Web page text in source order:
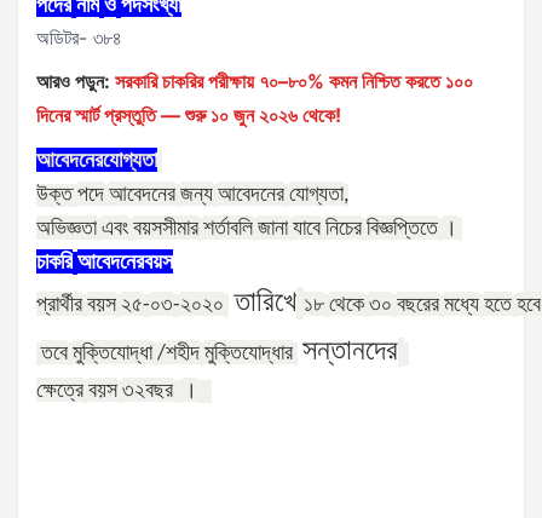
পদের নাম ও পদসংখ্যা
অডিটর- ৩৮৪
আরও পড়ুন: সরকারি চাকরির পরীক্ষায় ৭০–৮০% কমন নিশ্চিত করতে ১০০
দিনের স্মার্ট প্রস্তুতি — শুরু ১০ জুন ২০২৬ থেকে!
আবেদনেরযোগ্যতা
উক্তপদে আবেদনের জন্য আবেদনের যোগ্যতা,
অভিজ্ঞতা এবং বয়সসীমার শর্তাবলি জানা যাবে নিচের বিজ্ঞপ্তিতে ।
চাকরি আবেদনেরবয়স
প্রার্থীর বয়স ২৫-০৩-২০২০ তারিখে ১৮ থেকে ৩০ বছরের মধ্যে হতে হবে
তবে মুক্তিযোদ্ধা /শহীদ মুক্তিযোদ্ধার সন্তানদের
ক্ষেত্রে বয়স ৩২বছর ।